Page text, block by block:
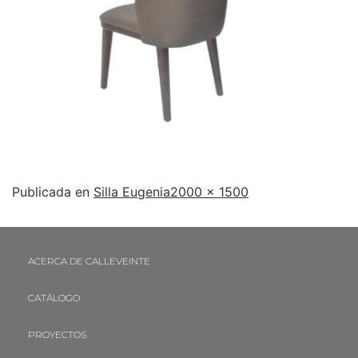
Publicada en Silla Eugenia2000 × 1500
ACERCA DE CALLEVEINTE
CATÁLOGO
PROYECTOS